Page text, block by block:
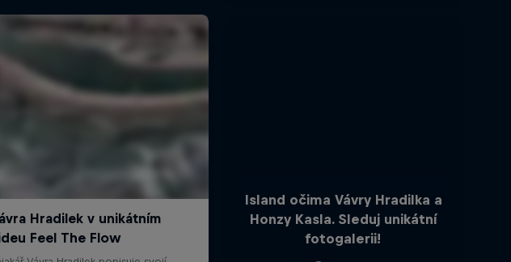
Island očima Vávry Hradilka a
Honzy Kasla. Sleduj unikátní
fotogalerii!